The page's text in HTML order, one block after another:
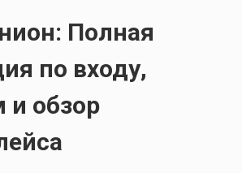
Полная
по входу,
и обзор